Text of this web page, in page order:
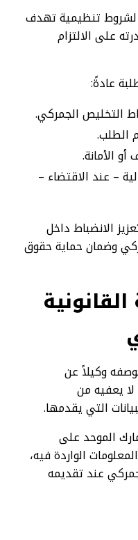
تنظيمية تهدف
على الالتزام
عادةً:
التخليص الجمركي.
الطلب.
الأمانة.
– عند الاقتضاء –
الانضباط داخل
وضمان حماية حقوق
وكيلاً عن
لا يعفيه من
التي يقدمها.
الجمارك الموحد على
الواردة فيه،
عند تقديمه